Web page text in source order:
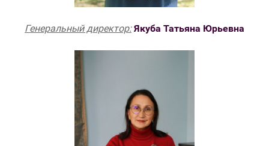
Генеральный директор: Якуба Татьяна Юрьевна